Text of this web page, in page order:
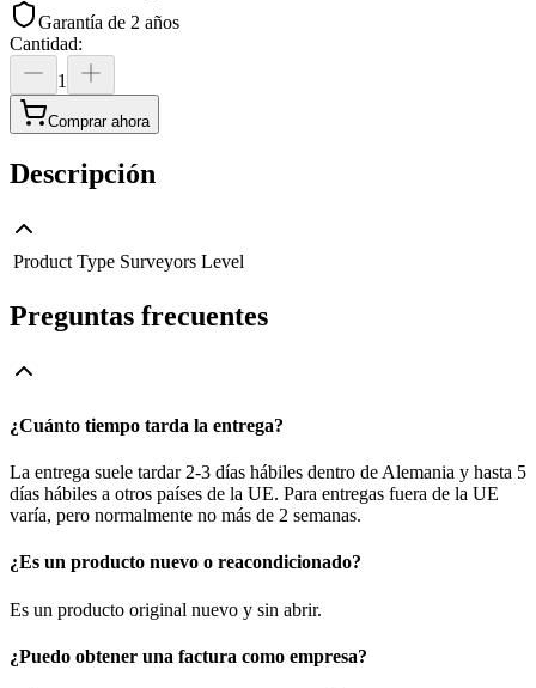
Garantía de 2 años
Cantidad:
1
Comprar ahora
Descripción
Product Type Surveyors Level
Preguntas frecuentes
¿Cuánto tiempo tarda la entrega?
La entrega suele tardar 2-3 días hábiles dentro de Alemania y hasta 5
días hábiles a otros países de la UE. Para entregas fuera de la UE
varía, pero normalmente no más de 2 semanas.
¿Es un producto nuevo o reacondicionado?
Es un producto original nuevo y sin abrir.
¿Puedo obtener una factura como empresa?